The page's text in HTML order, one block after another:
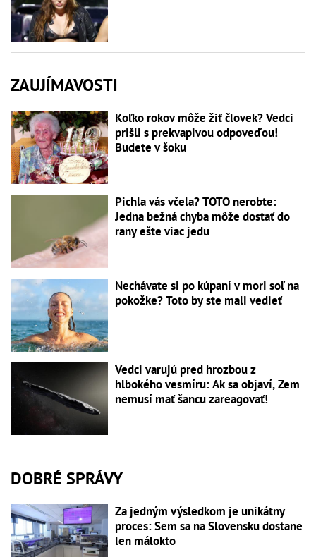
ZAUJÍMAVOSTI
Koľko rokov môže žiť človek? Vedci
prišli s prekvapivou odpoveďou!
Budete v šoku
Pichla vás včela? TOTO nerobte:
Jedna bežná chyba môže dostať do
rany ešte viac jedu
Nechávate si po kúpaní v mori soľ na
pokožke? Toto by ste mali vedieť
Vedci varujú pred hrozbou z
hlbokého vesmíru: Ak sa objaví, Zem
nemusí mať šancu zareagovať!
DOBRÉ SPRÁVY
Za jedným výsledkom je unikátny
proces: Sem sa na Slovensku dostane
len málokto